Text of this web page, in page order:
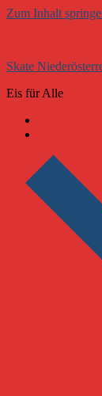
Zum Inhalt
Skate
Eis für Alle